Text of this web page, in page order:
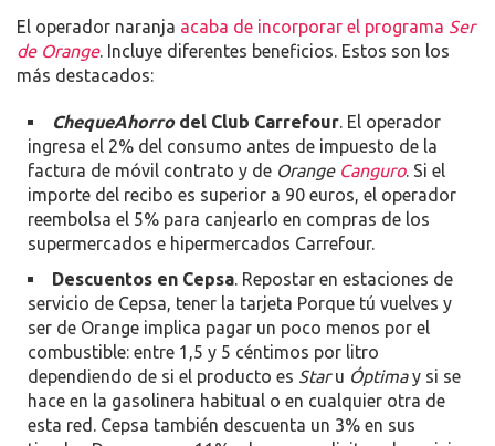
El operador naranja acaba de incorporar el programa Ser
de Orange. Incluye diferentes beneficios. Estos son los
más destacados:
ChequeAhorrodel Club Carrefour . El operador
ingresa el 2% del consumo antes de impuesto de la
factura de móvil contrato y de Orange Canguro. Si el
importe del recibo es superior a 90 euros, el operador
reembolsa el 5% para canjearlo en compras de los
supermercados e hipermercados Carrefour.
Descuentos en Cepsa . Repostar en estaciones de
servicio de Cepsa, tener la tarjeta Porque tú vuelves y
ser de Orange implica pagar un poco menos por el
combustible: entre 1,5 y 5 céntimos por litro
dependiendo de si el producto es Staru Óptimay si se
hace en la gasolinera habitual o en cualquier otra de
esta red. Cepsa también descuenta un 3% en sus